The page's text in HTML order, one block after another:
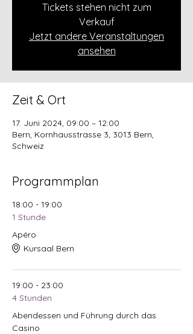
Tickets stehen nicht zum
Verkauf
Jetzt andere Veranstaltungen
ansehen
Zeit & Ort
17. Juni 2024, 09:00 – 12:00
Bern, Kornhausstrasse 3, 3013 Bern,
Schweiz
Programmplan
18:00 - 19:00
1 Stunde
Apéro
Kursaal Bern
19:00 - 23:00
4 Stunden
Abendessen und Führung durch das
Casino